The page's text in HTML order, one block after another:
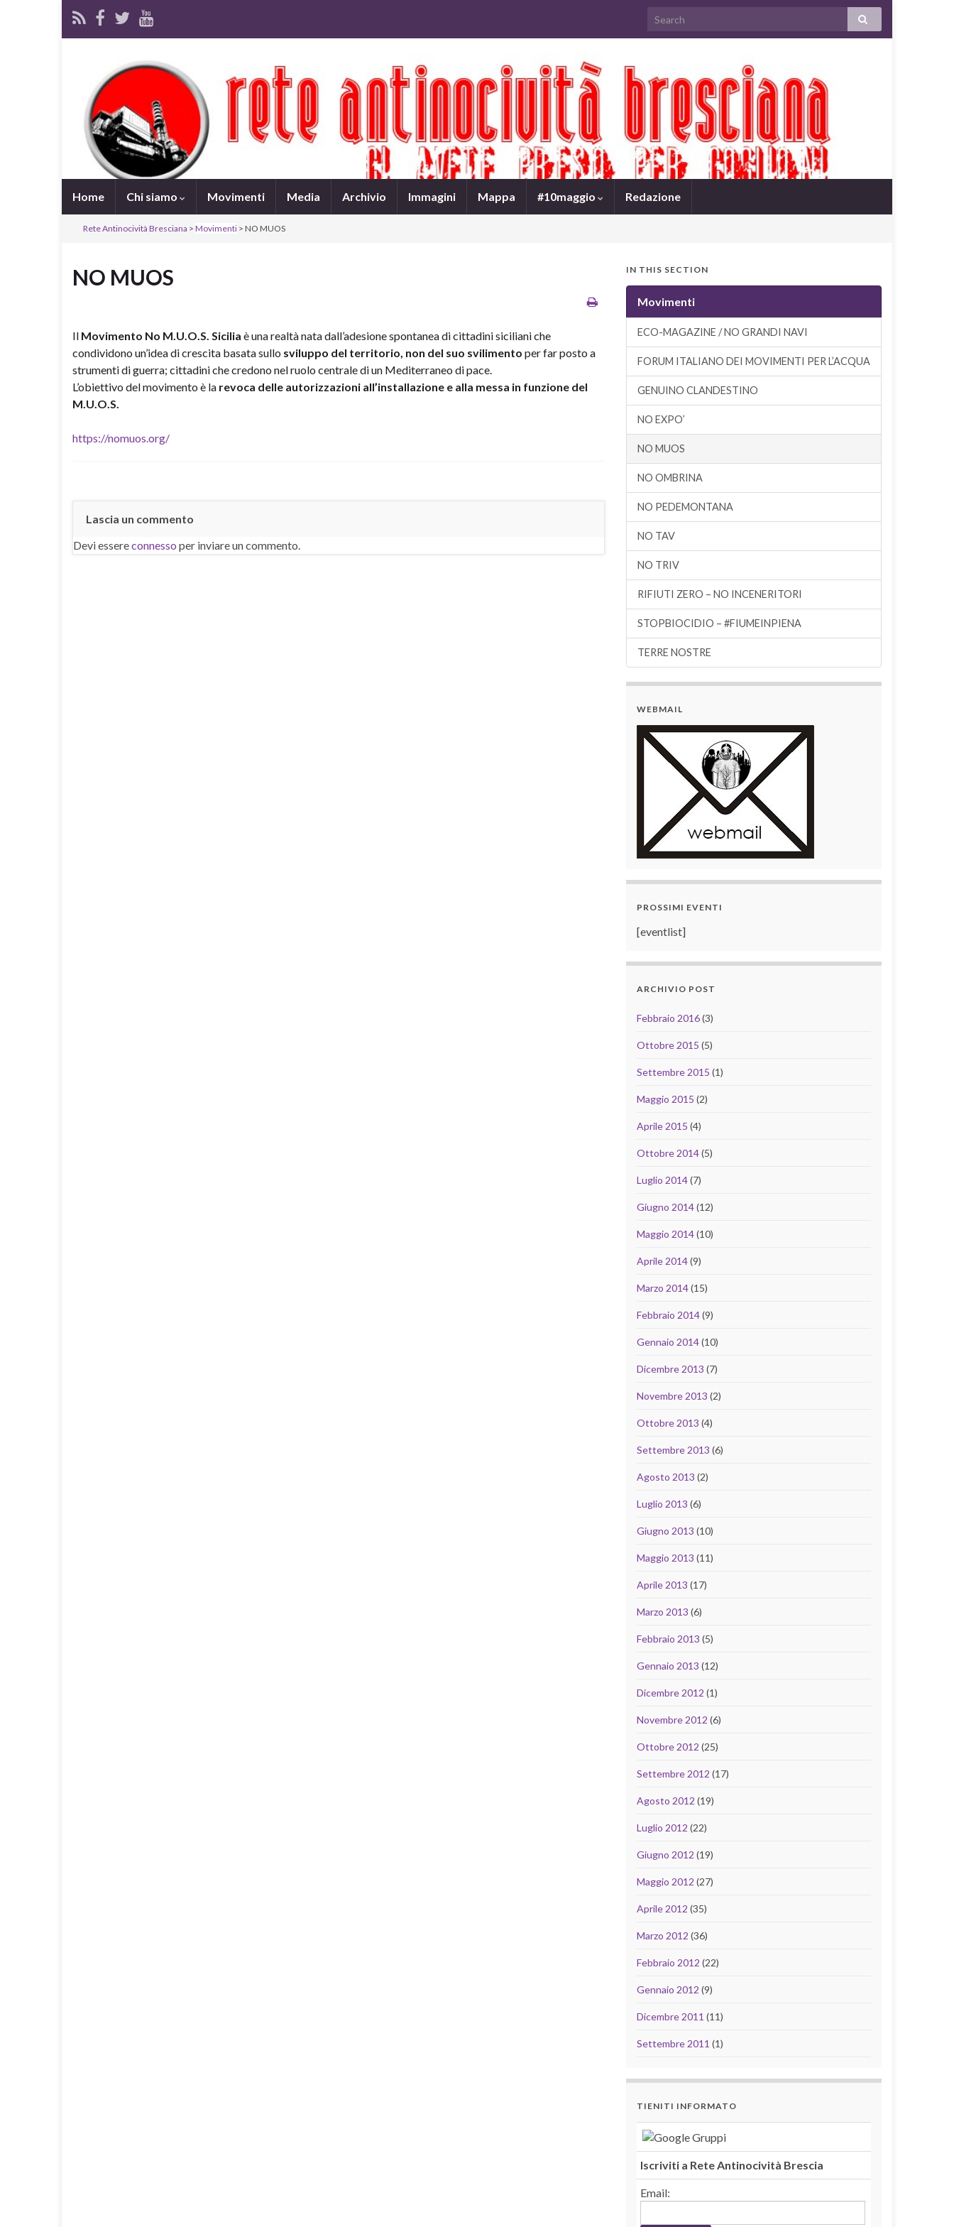
Home Chi siamo Movimenti Media Archivio Immagini Mappa #10maggio Redazione
Rete Antinocività Bresciana > Movimenti > NO MUOS
NO MUOS
Il Movimento No M.U.O.S. Sicilia è una realtà nata dall’adesione spontanea di cittadini siciliani che
condividono un’idea di crescita basata sullo sviluppo del territorio, non del suo svilimento per far posto a
strumenti di guerra; cittadini che credono nel ruolo centrale di un Mediterraneo di pace.
L’obiettivo del movimento è la revoca delle autorizzazioni all’installazione e alla messa in funzione del
M.U.O.S.
https://nomuos.org/
Lascia un commento
Devi essereconnesso per inviare un commento.
IN THIS SECTION
Movimenti
ECO-MAGAZINE / NO GRANDI NAVI
FORUM ITALIANO DEI MOVIMENTI PER L’ACQUA
GENUINO CLANDESTINO
NO EXPO’
NO MUOS
NO OMBRINA
NO PEDEMONTANA
NO TAV
NO TRIV
RIFIUTI ZERO – NO INCENERITORI
STOPBIOCIDIO – #FIUMEINPIENA
TERRE NOSTRE
WEBMAIL
PROSSIMI EVENTI
[eventlist]
ARCHIVIO POST
Febbraio 2016(3)
Ottobre 2015 (5)
Settembre 2015 (1)
Maggio 2015 (2)
Aprile 2015 (4)
Ottobre 2014(5)
Luglio 2014(7)
Giugno 2014(12)
Maggio 2014(10)
Aprile 2014(9)
Marzo 2014(15)
Febbraio 2014(9)
Gennaio 2014(10)
Dicembre 2013 (7)
Novembre 2013 (2)
Ottobre 2013 (4)
Settembre 2013 (6)
Agosto 2013 (2)
Luglio 2013 (6)
Giugno 2013 (10)
Maggio 2013 (11)
Aprile 2013 (17)
Marzo 2013 (6)
Febbraio 2013 (5)
Gennaio 2013 (12)
Dicembre 2012 (1)
Novembre 2012 (6)
Ottobre 2012 (25)
Settembre 2012 (17)
Agosto 2012 (19)
Luglio 2012 (22)
Giugno 2012 (19)
Maggio 2012 (27)
Aprile 2012 (35)
Marzo 2012 (36)
Febbraio 2012 (22)
Gennaio 2012 (9)
Dicembre 2011 (11)
Settembre 2011 (1)
TIENITI INFORMATO
Iscriviti a Rete Antinocività Brescia
Email: